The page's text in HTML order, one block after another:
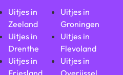
Uitjes in
Zeeland
Uitjes in
Drenthe
Uitjes in
Friesland
Uitjes in
Groningen
Uitjes in
Flevoland
Uitjes in
Overijssel